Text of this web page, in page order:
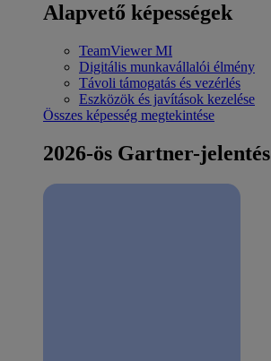
Alapvető képességek
TeamViewer MI
Digitális munkavállalói élmény
Távoli támogatás és vezérlés
Eszközök és javítások kezelése
Összes képesség megtekintése
2026-ös Gartner-jelentés